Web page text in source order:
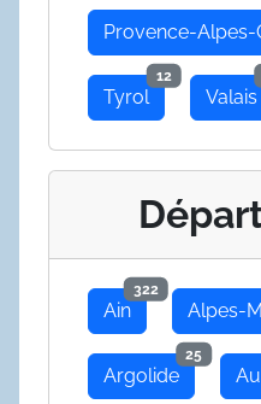
Provence-Alpes-
Tyrol
12
Valais
Ain
322
Alpes-
Argolide
25